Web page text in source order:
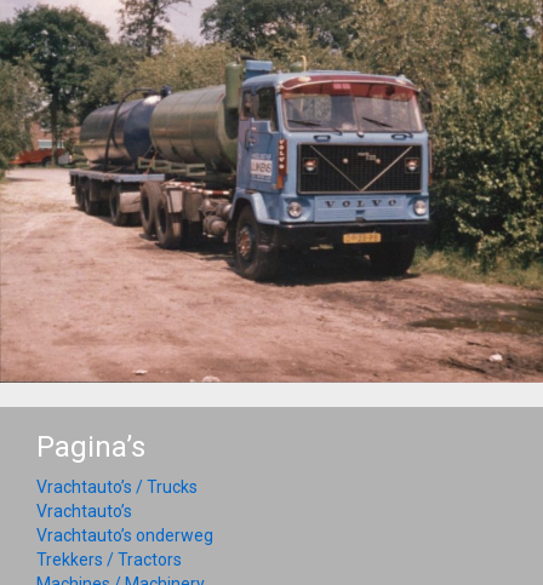
Pagina’s
Vrachtauto’s / Trucks
Vrachtauto’s
Vrachtauto’s onderweg
Trekkers / Tractors